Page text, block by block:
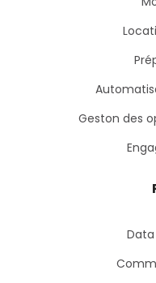
Geston des